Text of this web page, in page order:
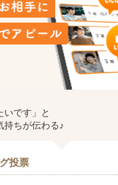
いです」と
持ちが伝わる♪
投票